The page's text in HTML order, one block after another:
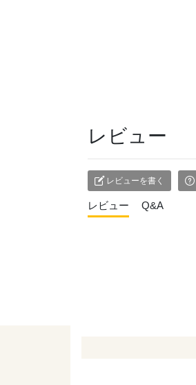
レビュー
レビューを書く
レビュー Q&A